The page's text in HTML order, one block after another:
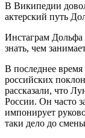
В Википедии
актерский путь
Инстаграм Дольфа
знать, чем
В последнее
российских
рассказали, что
России. Он часто
импонирует
таки дело до